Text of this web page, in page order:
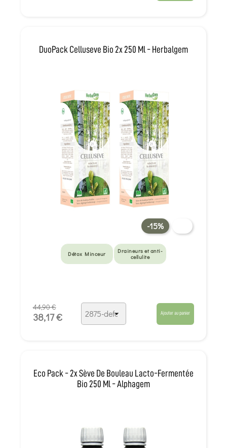
DuoPack Celluseve Bio 2x 250 Ml - Herbalgem
-15%
Détox Minceur
Draineurs et anti-
cellulite
44,90 €
38,17 € Ajouter au panier
Eco Pack - 2x Sève De Bouleau Lacto-Fermentée
Bio 250 Ml - Alphagem